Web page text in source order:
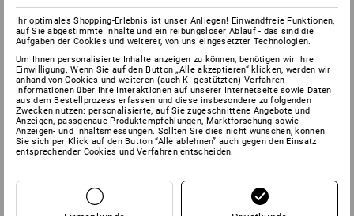
Ihr optimales Shopping-Erlebnis ist unser Anliegen! Einwandfreie Funktionen,
auf Sie abgestimmte Inhalte und ein reibungsloser Ablauf - das sind die
Aufgaben der Cookies und weiterer, von uns eingesetzter Technologien.
Um Ihnen personalisierte Inhalte anzeigen zu können, benötigen wir Ihre
Einwilligung. Wenn Sie auf den Button „Alle akzeptieren“ klicken, werden wir
anhand von Cookies und weiteren (auch KI-gestützten) Verfahren
Informationen über Ihre Interaktionen auf unserer Internetseite sowie Daten
aus dem Bestellprozess erfassen und diese insbesondere zu folgenden
Zwecken nutzen: personalisierte, auf Sie zugeschnittene Angebote und
Anzeigen, passgenaue Produktempfehlungen, Marktforschung sowie
Anzeigen- und Inhaltsmessungen. Sollten Sie dies nicht wünschen, können
Sie sich per Klick auf den Button “Alle ablehnen” auch gegen den Einsatz
entsprechender Cookies und Verfahren entscheiden.